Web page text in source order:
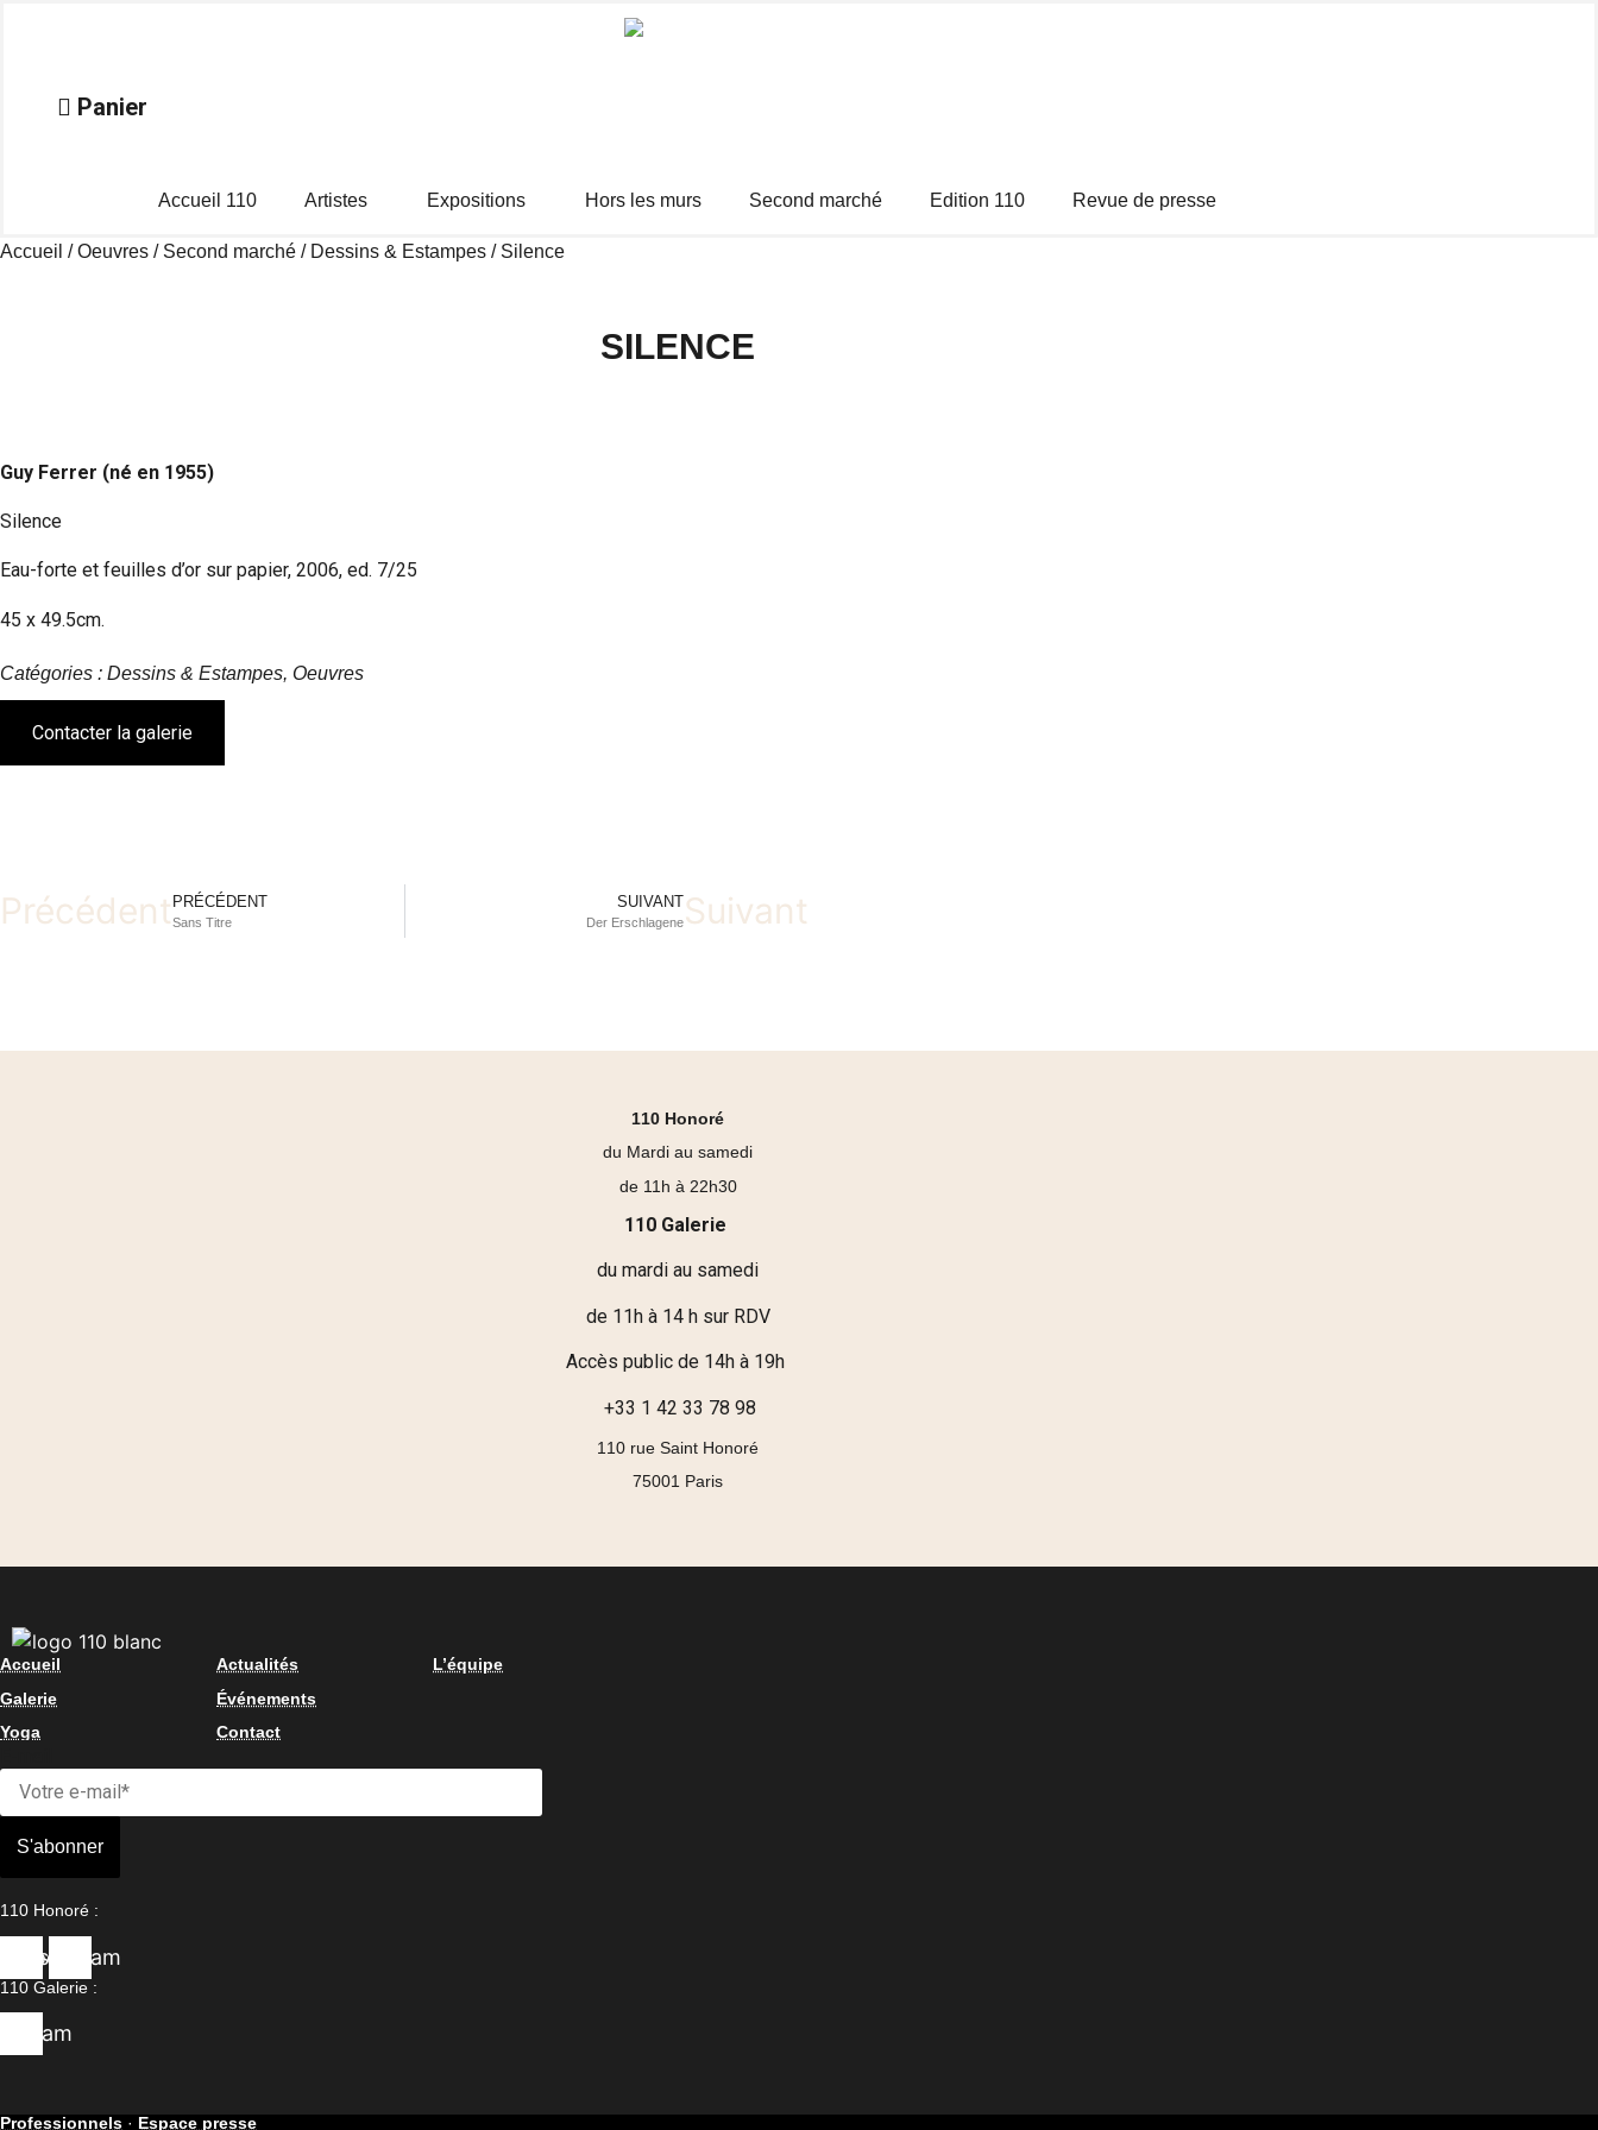
Panier
Accueil 110 Artistes Expositions Hors les murs Second marché Edition 110 Revue de presse
Accueil /Oeuvres / Second marché / Dessins & Estampes / Silence
SILENCE
Guy Ferrer (né en 1955)
Silence
Eau-forte et feuilles d’or sur papier, 2006, ed. 7/25
45 x 49.5cm.
Catégories : Dessins & Estampes, Oeuvres
Contacter la galerie
Précédent PRÉCÉDENT
Sans Titre
SUIVANT
Der ErschlageneSuivant
110 Honoré
du Mardi au samedi
de 11h à 22h30
110 Galerie
du mardi au samedi
de 11h à 14 h sur RDV
Accès public de 14h à 19h
+33 1 42 33 78 98
110 rue Saint Honoré
75001 Paris
Accueil
Galerie
Yoga
Actualités
Événements
Contact
L’équipe
S'abonner
110 Honoré :
Instagram
110 Galerie :
Professionnels · Espace presse